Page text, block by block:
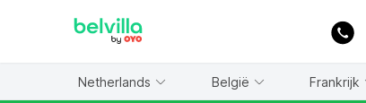
Netherlands België Frankrijk